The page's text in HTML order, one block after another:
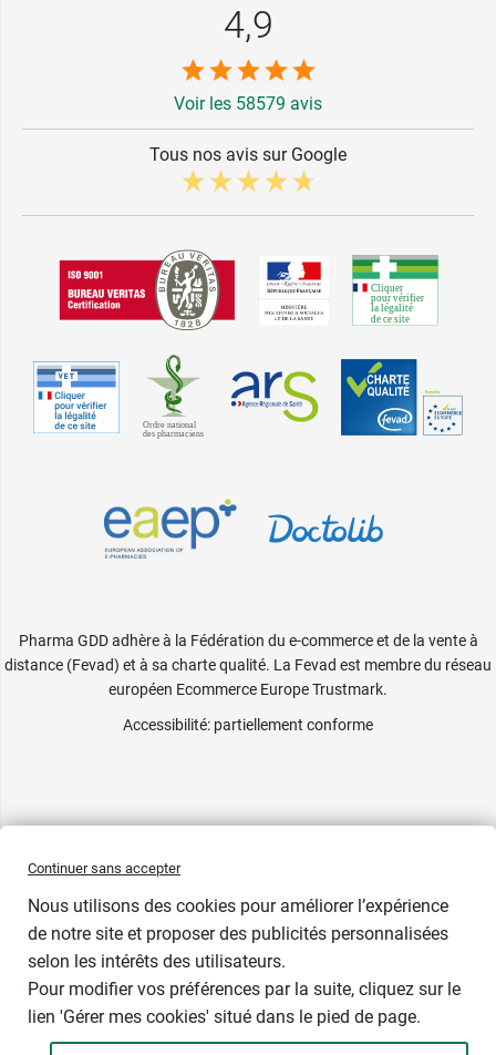
4,9
Voir les 58579 avis
Tous nos avis sur Google
Pharma GDD adhère à la Fédération du e-commerce et de la vente à
distance (Fevad) et à sa charte qualité. La Fevad est membre du réseau
européen Ecommerce Europe Trustmark.
Accessibilité: partiellement conforme
Continuer sans accepter
Nous utilisons des cookies pour améliorer l’expérience
de notre site et proposer des publicités personnalisées
selon les intérêts des utilisateurs.
Pour modifier vos préférences par la suite, cliquez sur le
lien 'Gérer mes cookies' situé dans le pied de page.